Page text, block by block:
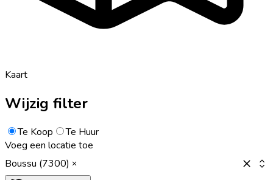
Kaart
Wijzig filter
Te Koop
Te Huur
Voeg een locatie toe
Boussu (7300)